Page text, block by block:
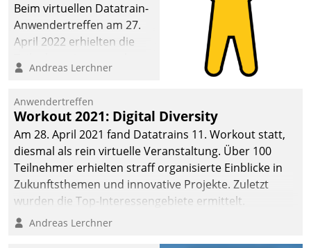
Beim virtuellen Datatrain-
Anwendertreffen am 27.
April 2022 erhielten die
Teilnehmer kurzweilige
Cloud-Strategien und -
Lösungen mit hohem
Zukunftspotenzial.
Andreas Lerchner
Anwendertreffen
Workout 2021: Digital Diversity
Am 28. April 2021 fand Datatrains 11. Workout statt,
diesmal als rein virtuelle Veranstaltung. Über 100
Teilnehmer erhielten straff organisierte Einblicke in
Zukunftsthemen und innovative Projekte. Zuletzt
wurden die Top-Interessengebiete ermittelt.
Andreas Lerchner